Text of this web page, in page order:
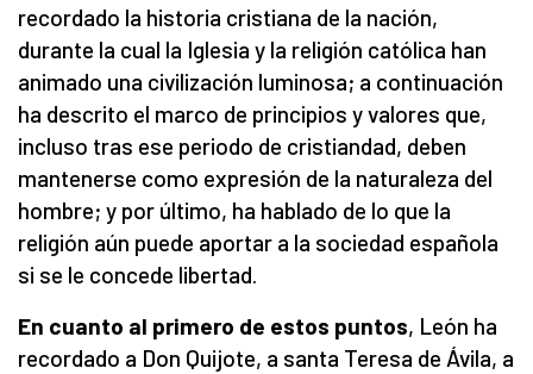
recordado la historia cristiana de la nación,
durante la cual la Iglesia y la religión católica han
animado una civilización luminosa; a continuación
ha descrito el marco de principios y valores que,
incluso tras ese periodo de cristiandad, deben
mantenerse como expresión de la naturaleza del
hombre; y por último, ha hablado de lo que la
religión aún puede aportar a la sociedad española
si se le concede libertad.
En cuanto al primero de estos puntos, León ha
recordado a Don Quijote, a santa Teresa de Ávila, a